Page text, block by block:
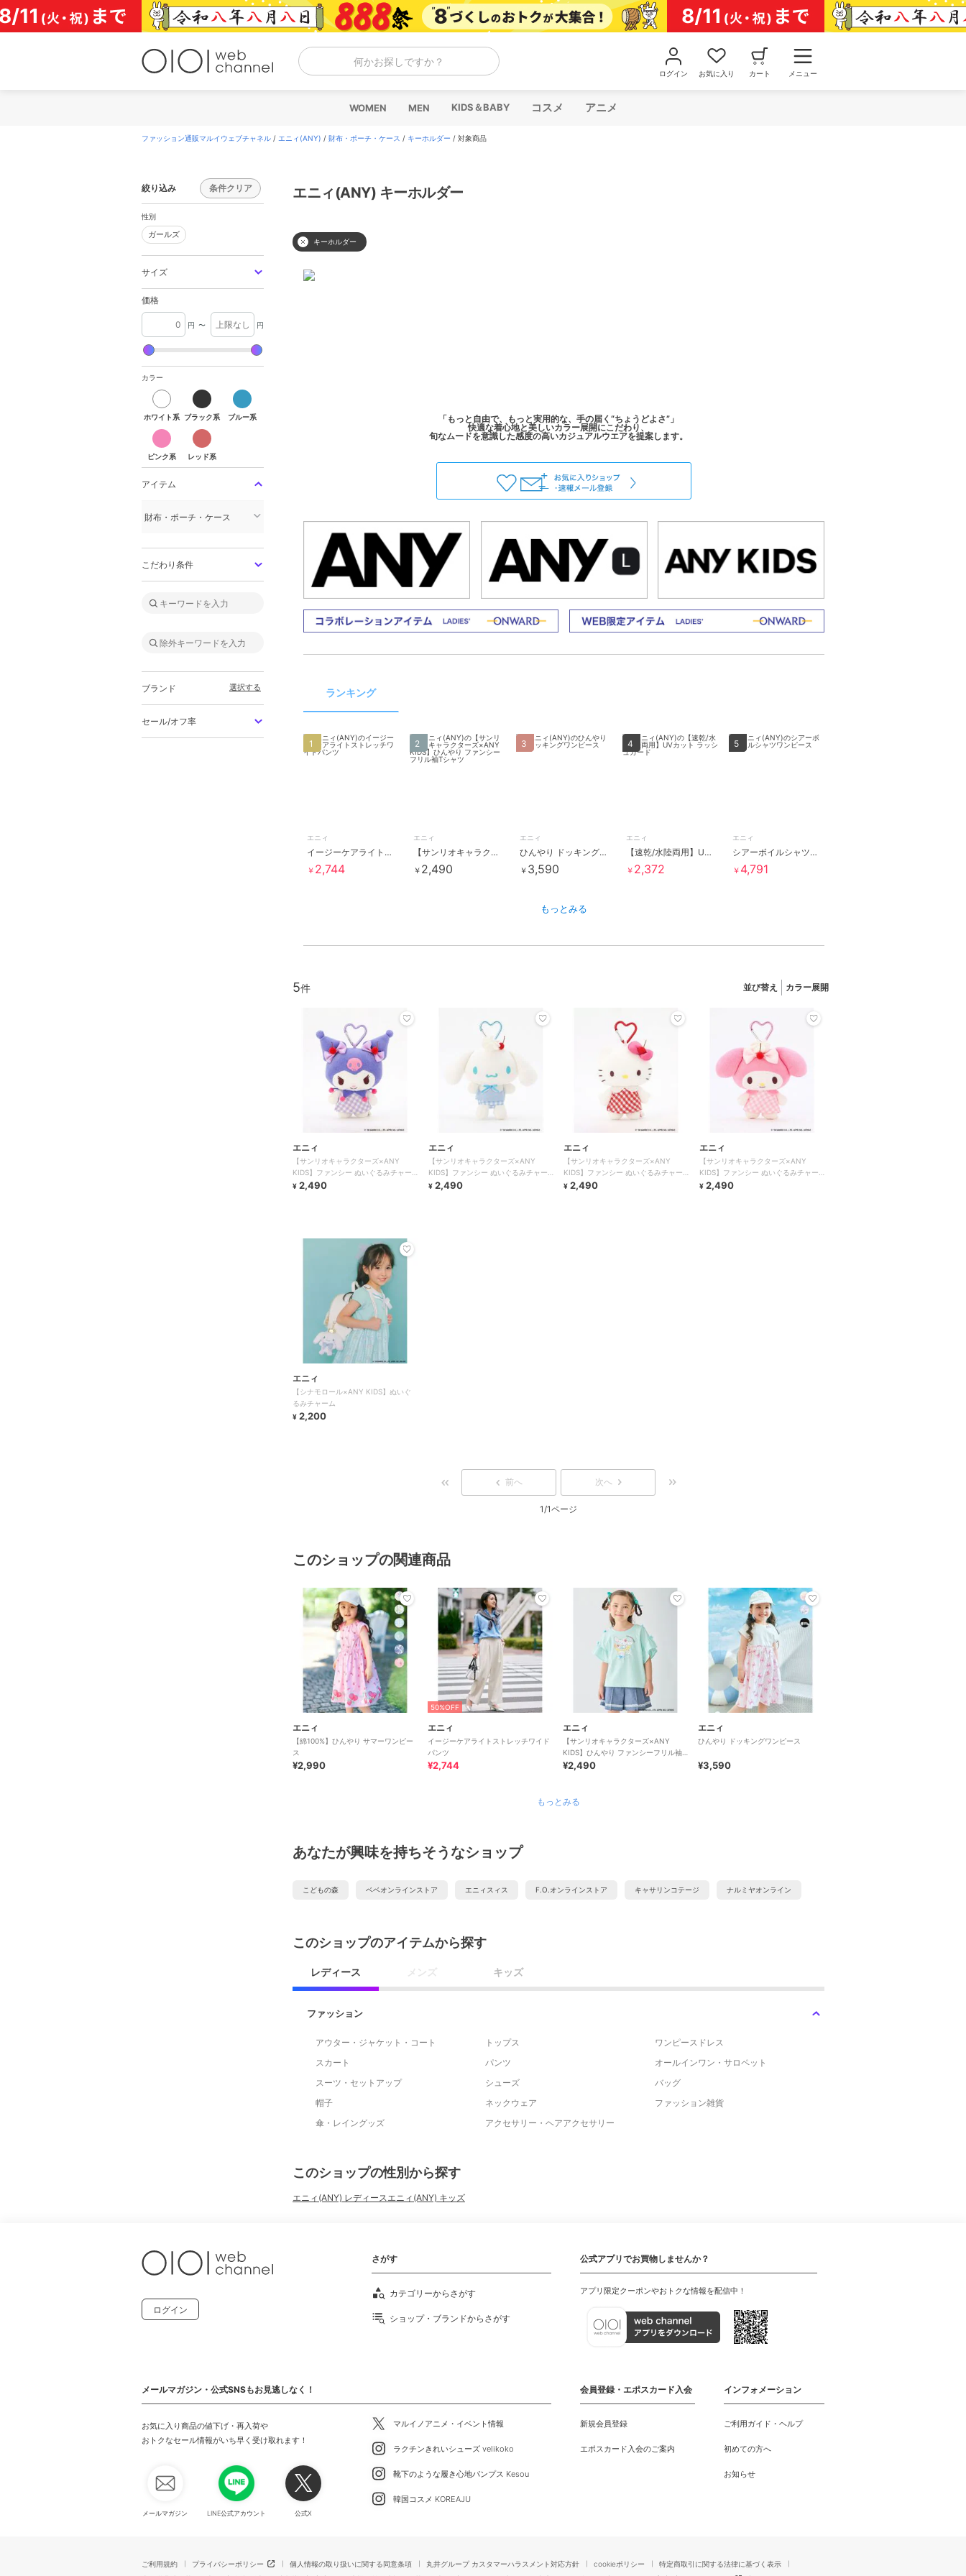
コ
ン
テ
何かお探しですか？
ログイン お気に入り カート メニュー
WOMEN MEN KIDS＆BABY コスメ アニメ
ファッション通販マルイウェブチャネル / エニィ(ANY) / 財布・ポーチ・ケース / キーホルダー / 対象商品
絞り込み 条件クリア
性別
ガールズ
ガールズ
サイズ
価格
円 〜 円
カラー
ホワイト系
ホワイト系
ブラック系
ブラック系
ブルー系
ブルー系
ピンク系
ピンク系
レッド系
レッド系
アイテム
財布・ポーチ・ケース
こだわり条件
ブランド 選択する
セール/オフ率
エニィ(ANY) キーホルダー
キーホルダー
「もっと自由で、もっと実用的な、手の届く“ちょうどよさ”」
快適な着心地と美しいカラー展開にこだわり、
ランキング
エニィ
イージーケアライトストレッチワイドパンツ
￥ 2,744
1
エニィ
【サンリオキャラクターズ×ANY KIDS】ひんやり ファンシーフリル袖Tシャツ
￥ 2,490
2
エニィ
ひんやり ドッキングワンピース
￥ 3,590
3
エニィ
【速乾/水陸両用】UVカット ラッシュガード
￥ 2,372
4
エニィ
シアーボイルシャツワンピース
￥ 4,791
5
もっとみる
5 並び替え カラー展開
エニィ
【サンリオキャラクターズ×ANY
KIDS】ファンシー ぬいぐるみチャー
ム
¥ 2,490
エニィ
【サンリオキャラクターズ×ANY
KIDS】ファンシー ぬいぐるみチャー
ム
¥ 2,490
エニィ
【サンリオキャラクターズ×ANY
KIDS】ファンシー ぬいぐるみチャー
ム
¥ 2,490
エニィ
【サンリオキャラクターズ×ANY
KIDS】ファンシー ぬいぐるみチャー
ム
¥ 2,490
エニィ
【シナモロール×ANY KIDS】ぬいぐ
るみチャーム
¥ 2,200
前へ 次へ
1/1ページ
このショップの関連商品
エニィ
【綿100%】ひんやり サマーワンピー
ス
¥2,990
50%OFF
エニィ
イージーケアライトストレッチワイド
パンツ
¥2,744
エニィ
【サンリオキャラクターズ×ANY
KIDS】ひんやり ファンシーフリル袖T
シャツ
¥2,490
エニィ
ひんやり ドッキングワンピース
¥3,590
もっとみる
あなたが興味を持ちそうなショップ
こどもの森 ベベオンラインストア エニィスィス F.O.オンラインストア キャサリンコテージ ナルミヤオンライン
このショップのアイテムから探す
レディース メンズ キッズ
ファッション
アウター・ジャケット・コート トップス
ワンピースドレス
スカート
パンツ
オールインワン・サロペット
スーツ・セットアップ
シューズ
バッグ
帽子
ネックウェア
ファッション雑貨
傘・レイングッズ
アクセサリー・ヘアアクセサリー
このショップの性別から探す
エニィ(ANY) レディースエニィ(ANY) キッズ
ログイン
さがす
カテゴリーからさがす
ショップ・ブランドからさがす
公式アプリでお買物しませんか？
アプリ限定クーポンやおトクな情報を配信中！
メールマガジン・公式SNSもお見逃しなく！
お気に入り商品の値下げ・再入荷や
おトクなセール情報がいち早く受け取れます！
メールマガジン LINE公式アカウント 公式X
マルイノアニメ・イベント情報
ラクチンきれいシューズ velikoko
靴下のような履き心地パンプス Kesou
韓国コスメ KOREAJU
会員登録・エポスカード入会
新規会員登録
エポスカード入会のご案内
インフォメーション
ご利用ガイド・ヘルプ
初めての方へ
お知らせ
ご利用規約 プライバシーポリシー 個人情報の取り扱いに関する同意条項 丸井グループ カスタマーハラスメント対応方針 cookieポリシー
特定商取引に関する法律に基づく表示